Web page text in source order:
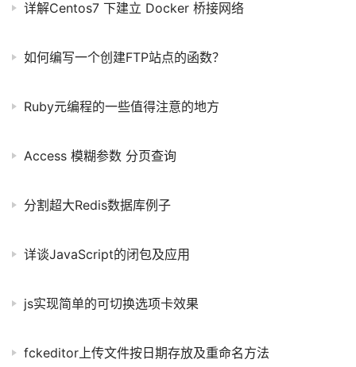
详解Centos7 下建立 Docker 桥接网络
如何编写一个创建FTP站点的函数？
Ruby元编程的一些值得注意的地方
Access 模糊参数 分页查询
分割超大Redis数据库例子
详谈JavaScript的闭包及应用
js实现简单的可切换选项卡效果
fckeditor上传文件按日期存放及重命名方法